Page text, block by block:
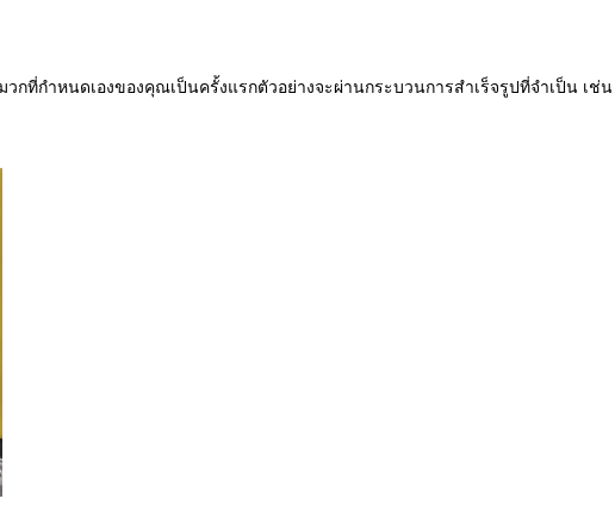
ที่กําหนดเองของคุณเป็นครั้งแรกตัวอย่างจะผ่านกระบวนการสําเร็จรูปที่จําเป็น เช่